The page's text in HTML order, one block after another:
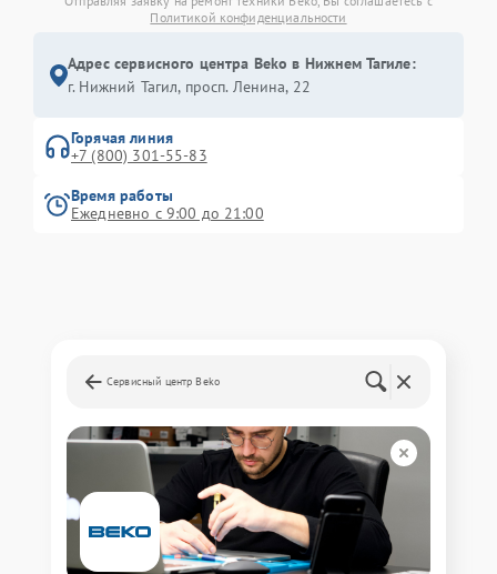
Политикой конфиденциальности
Адрес сервисного центра Beko в Нижнем Тагиле:
г. Нижний Тагил, просп. Ленина, 22
Горячая линия
+7 (800) 301-55-83
Время работы
Ежедневно с 9:00 до 21:00
Сервисный центр Beko